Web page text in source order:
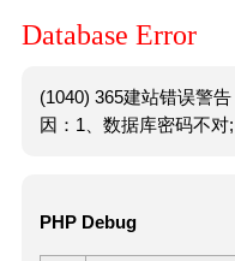
Database Error
(1040) 365建站错误警
因：1、数据库密码不对
PHP Debug